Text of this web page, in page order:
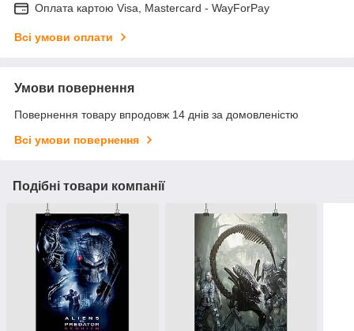
Оплата картою Visa, Mastercard - WayForPay
Всі умови оплати
Умови повернення
Повернення товару впродовж 14 днів за домовленістю
Всі умови повернення
Подібні товари компанії